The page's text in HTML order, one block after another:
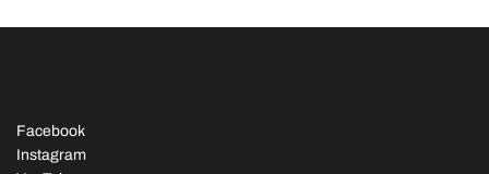
Facebook
Instagram